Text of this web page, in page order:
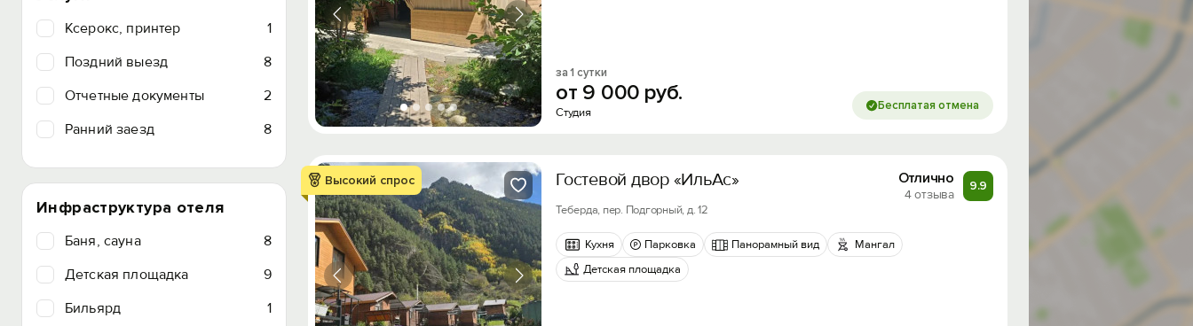
Ксерокс, принтер
1
Поздний выезд
8
Отчетные документы
2
Ранний заезд
8
Инфраструктура отеля
Баня, сауна
8
Детская площадка
9
Бильярд
1
за 1 сутки
от 9 000 руб.
Студия Бесплатая отмена
Высокий спрос Гостевой двор «ИльАс» Отлично
4 отзыва
9.9
Теберда, пер. Подгорный, д. 12
Кухня Парковка Панорамный вид
Мангал
Детская площадка